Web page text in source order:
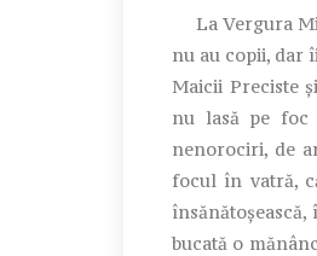
La Vergura
nu au copii, dar
Maicii Preciste
nu lasă pe foc
nenorociri, de
focul în vatră,
bucată o